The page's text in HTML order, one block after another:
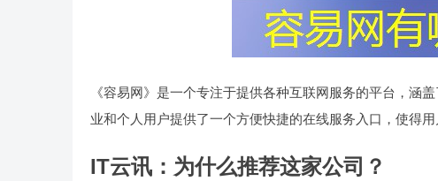
《容易网》是一个专注于提供各种互联网服务的平台，涵
业和个人用户提供了一个方便快捷的在线服务入口，使得
IT云讯：为什么推荐这家公司？